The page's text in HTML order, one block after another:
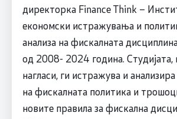
директорка Finance Think –
економски истражувања и
анализа на фискалната
од 2008- 2024 година. Студијата,
нагласи, ги истражува и
на фискалната политика и
новите правила за фискална